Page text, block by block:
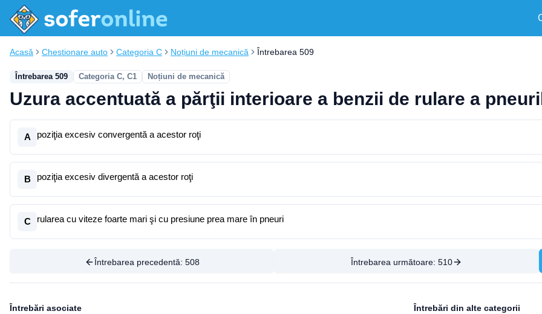
Acasă Chestionare auto Categoria C Noțiuni de mecanică Întrebarea 509
Întrebarea 509 Categoria C, C1 Noțiuni de mecanică
Uzura accentuată a părţii interioare a benzii de rulare a
A poziţia excesiv convergentă a acestor roţi
B poziţia excesiv divergentă a acestor roţi
C rularea cu viteze foarte mari şi cu presiune prea mare în pneuri
Întrebarea precedentă: 508 Întrebarea următoare: 510
Întrebări asociate
Întrebări din alte categorii